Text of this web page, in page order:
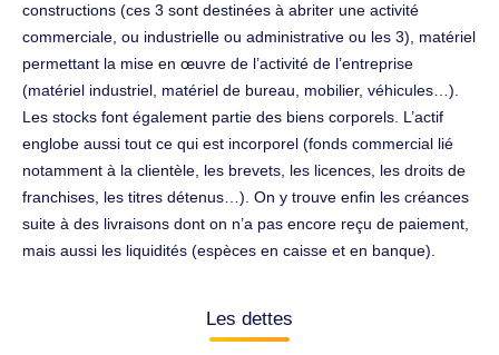
constructions (ces 3 sont destinées à abriter une activité
commerciale, ou industrielle ou administrative ou les 3), matériel
permettant la mise en œuvre de l’activité de l’entreprise
(matériel industriel, matériel de bureau, mobilier, véhicules…).
Les stocks font également partie des biens corporels. L’actif
englobe aussi tout ce qui est incorporel (fonds commercial lié
notamment à la clientèle, les brevets, les licences, les droits de
franchises, les titres détenus…). On y trouve enfin les créances
suite à des livraisons dont on n’a pas encore reçu de paiement,
mais aussi les liquidités (espèces en caisse et en banque).
Les dettes